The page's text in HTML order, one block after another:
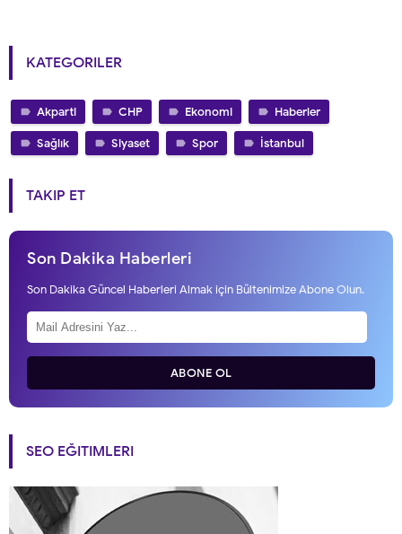
KATEGORILER
Akparti CHP Ekonomi Haberler
Sağlık Siyaset Spor İstanbul
TAKIP ET
Son Dakika Haberleri
Son Dakika Güncel Haberleri Almak için Bültenimize Abone Olun.
ABONE OL
SEO EĞITIMLERI